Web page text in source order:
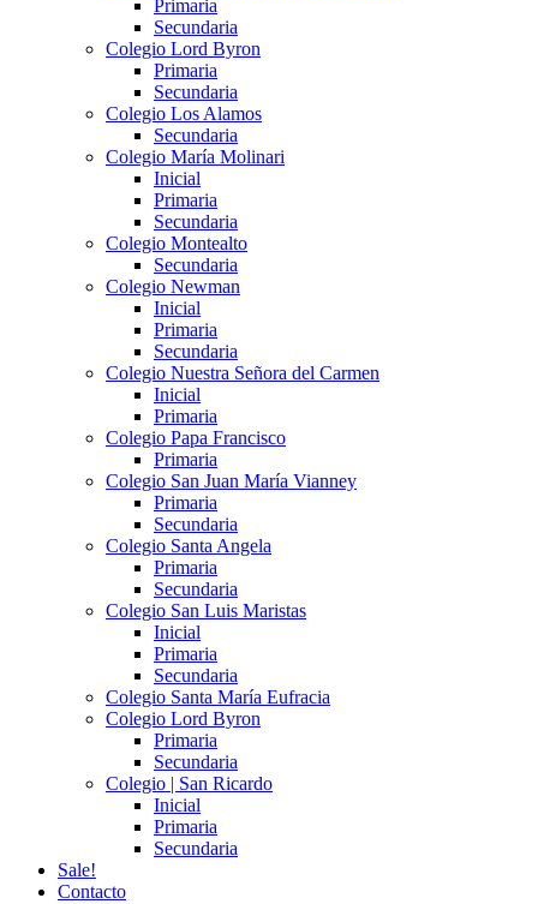
Primaria
Secundaria
Colegio Lord Byron
Primaria
Secundaria
Colegio Los Alamos
Secundaria
Colegio María Molinari
Inicial
Primaria
Secundaria
Colegio Montealto
Secundaria
Colegio Newman
Inicial
Primaria
Secundaria
Colegio Nuestra Señora del Carmen
Inicial
Primaria
Colegio Papa Francisco
Primaria
Colegio San Juan María Vianney
Primaria
Secundaria
Colegio Santa Angela
Primaria
Secundaria
Colegio San Luis Maristas
Inicial
Primaria
Secundaria
Colegio Santa María Eufracia
Colegio Lord Byron
Primaria
Secundaria
Colegio | San Ricardo
Inicial
Primaria
Secundaria
Sale!
Contacto